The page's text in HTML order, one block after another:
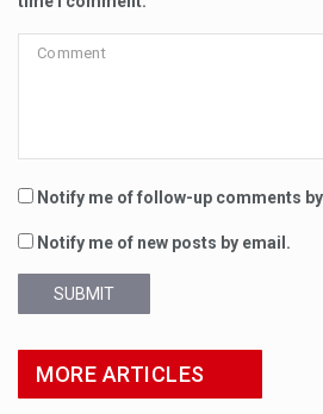
Notify me of follow-up comments
Notify me of new posts by email.
SUBMIT
MORE ARTICLES